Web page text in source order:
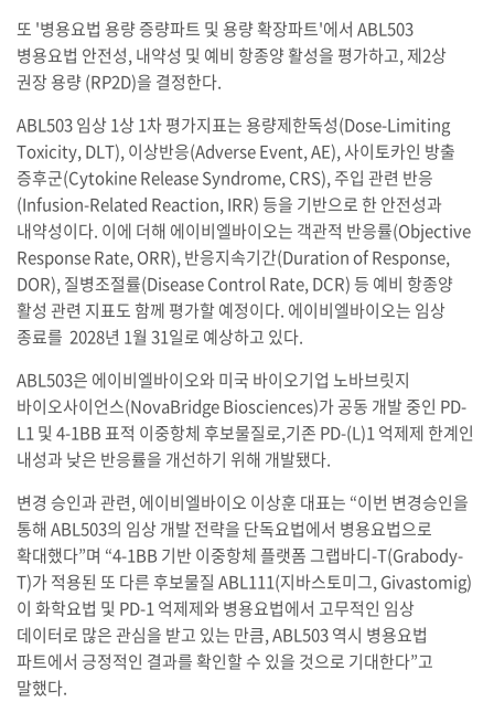
또 '병용요법 용량 증량파트 및 용량 확장파트'에서 ABL503
병용요법 안전성, 내약성 및 예비 항종양 활성을 평가하고, 제2상
권장 용량 (RP2D)을 결정한다.
ABL503 임상 1상 1차 평가지표는 용량제한독성(Dose-Limiting
Toxicity, DLT), 이상반응(Adverse Event, AE), 사이토카인 방출
증후군(Cytokine Release Syndrome, CRS), 주입 관련 반응
(Infusion-Related Reaction, IRR) 등을 기반으로 한 안전성과
내약성이다. 이에 더해 에이비엘바이오는 객관적 반응률(Objective
Response Rate, ORR), 반응지속기간(Duration of Response,
DOR), 질병조절률(Disease Control Rate, DCR) 등 예비 항종양
활성 관련 지표도 함께 평가할 예정이다. 에이비엘바이오는 임상
종료를 2028년 1월 31일로 예상하고 있다.
ABL503은 에이비엘바이오와 미국 바이오기업 노바브릿지
바이오사이언스(NovaBridge Biosciences)가 공동 개발 중인 PD-
L1 및 4-1BB 표적 이중항체 후보물질로,기존 PD-(L)1 억제제 한계인
내성과 낮은 반응률을 개선하기 위해 개발됐다.
변경 승인과 관련, 에이비엘바이오 이상훈 대표는 “이번 변경승인을
통해 ABL503의 임상 개발 전략을 단독요법에서 병용요법으로
확대했다”며 “4-1BB 기반 이중항체 플랫폼 그랩바디-T(Grabody-
T)가 적용된 또 다른 후보물질 ABL111(지바스토미그, Givastomig)
이 화학요법 및 PD-1 억제제와 병용요법에서 고무적인 임상
데이터로 많은 관심을 받고 있는 만큼, ABL503 역시 병용요법
파트에서 긍정적인 결과를 확인할 수 있을 것으로 기대한다”고
말했다.